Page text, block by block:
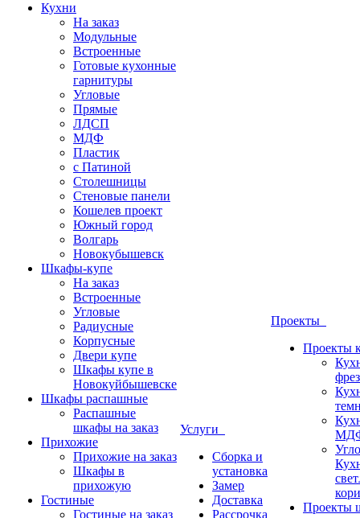
Кухни
На заказ
Модульные
Встроенные
Готовые кухонные
гарнитуры
Угловые
Прямые
ЛДСП
МДФ
Пластик
с Патиной
Столешницы
Стеновые панели
Кошелев проект
Южный город
Волгарь
Новокубышевск
Шкафы-купе
На заказ
Встроенные
Угловые
Радиусные
Корпусные
Двери купе
Шкафы купе в
Новокуйбышевске
Шкафы распашные
Распашные
шкафы на заказ
Прихожие
Прихожие на заказ
Шкафы в
прихожую
Гостиные
Гостиные на заказ
Услуги
Сборка и
установка
Замер
Доставка
Рассрочка
Проекты
Проекты
МДФ
Проекты